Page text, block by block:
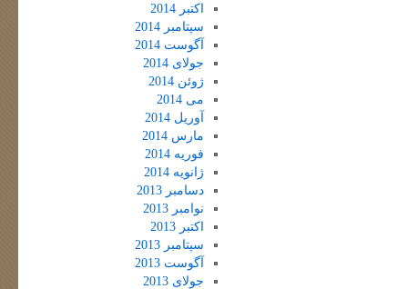
اکتبر 2014
سپتامبر 2014
آگوست 2014
جولای 2014
ژوئن 2014
می 2014
آوریل 2014
مارس 2014
فوریه 2014
ژانویه 2014
دسامبر 2013
نوامبر 2013
اکتبر 2013
سپتامبر 2013
آگوست 2013
جولای 2013